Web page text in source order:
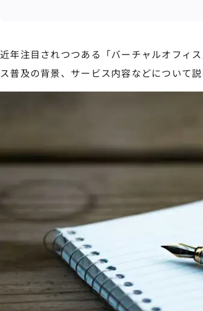
近年注目されつつある「バーチャルオフィ
ス普及の背景、サービス内容などについて説